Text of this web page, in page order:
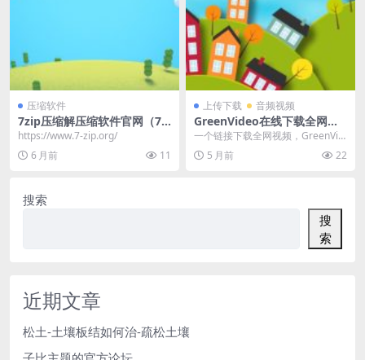
压缩软件
7zip压缩解压缩软件官网（7-z
ip）
https://www.7-zip.org/
6 月前
11
上传下载 音频视频
GreenVideo在线下载全网视
频
一个链接下载全网视频，GreenVid
eo这个网站支持40+平台完全免费
粘贴链...
5 月前 22
搜索
搜
索
近期文章
松土-土壤板结如何治-疏松土壤